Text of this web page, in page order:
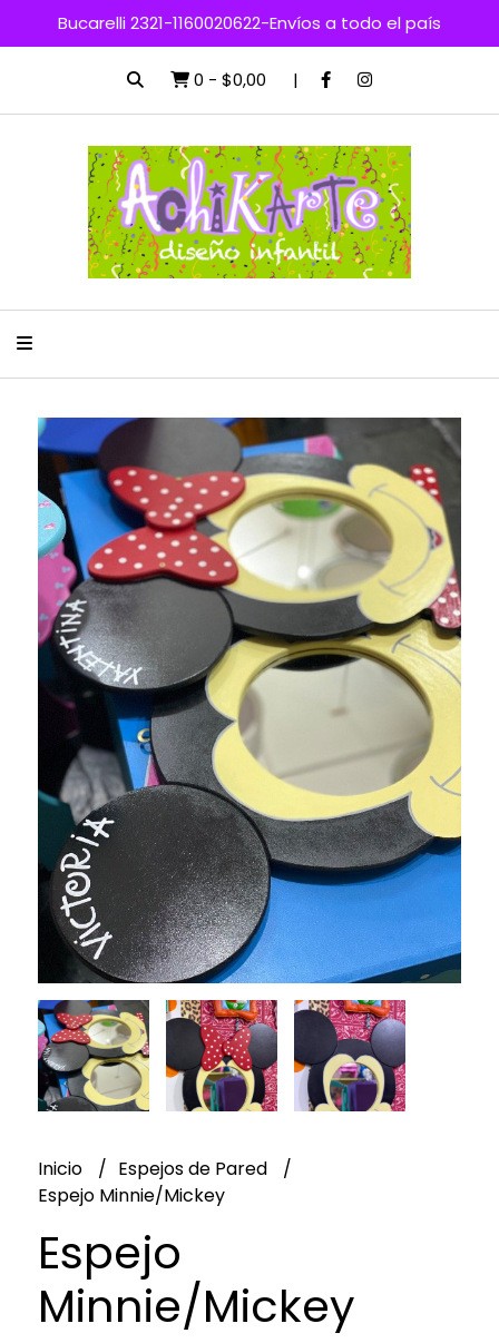
Bucarelli 2321-1160020622-Envíos a todo el país
0 - $0,00
Inicio
Espejos de Pared
Espejo Minnie/Mickey
Espejo
Minnie/Mickey